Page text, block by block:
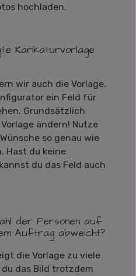
hochladen.
Karikaturvorlage
wir auch die Vorlage.
ein Feld für
Grundsätzlich
ändern! Nutze
so genau wie
Hast du keine
du das Feld auch
der Personen auf
Auftrag abweicht?
die Vorlage zu viele
das Bild trotzdem